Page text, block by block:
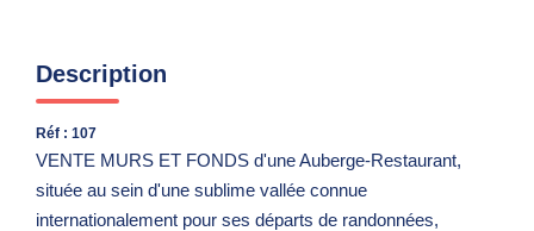
Description
Réf : 107
VENTE MURS ET FONDS d'une Auberge-Restaurant,
située au sein d'une sublime vallée connue
internationalement pour ses départs de randonnées,